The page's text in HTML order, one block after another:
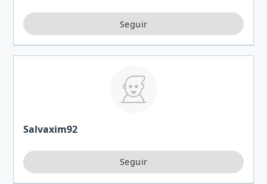
Salvaxim92